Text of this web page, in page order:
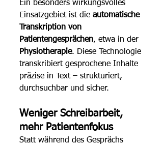
Ein besonders wirkungsvolles
Einsatzgebiet ist die automatische
Transkription von
Patientengesprächen, etwa in der
Physiotherapie. Diese Technologie
transkribiert gesprochene Inhalte
präzise in Text – strukturiert,
durchsuchbar und sicher.
Weniger Schreibarbeit,
mehr Patientenfokus
Statt während des Gesprächs